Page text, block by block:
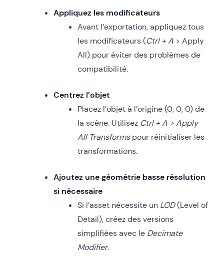
Appliquez les modificateurs
Avant l’exportation, appliquez tous
les modificateurs (Ctrl + A > Apply
All) pour éviter des problèmes de
compatibilité.
Centrez l’objet
Placez l’objet à l’origine (0, 0, 0) de
la scène. Utilisez Ctrl + A > Apply
All Transformspour réinitialiser les
transformations.
Ajoutez une géométrie basse résolution
si nécessaire
Si l’asset nécessite un LOD(Level of
Detail), créez des versions
simplifiées avec le Decimate
Modifier.